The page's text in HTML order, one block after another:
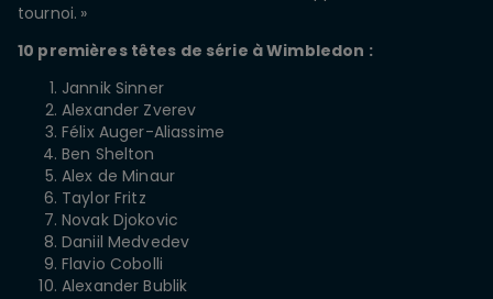
tournoi. »
10 premières têtes de série à Wimbledon :
Jannik Sinner
Alexander Zverev
Félix Auger-Aliassime
Ben Shelton
Alex de Minaur
Taylor Fritz
Novak Djokovic
Daniil Medvedev
Flavio Cobolli
Alexander Bublik